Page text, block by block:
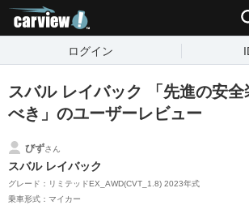
ログイン
スバル レイバック 「先進の安
べき」のユーザーレビュー
びずさん
スバル レイバック
グレード：リミテッドEX_AWD(CVT_1.8) 2023年式
乗車形式：マイカー